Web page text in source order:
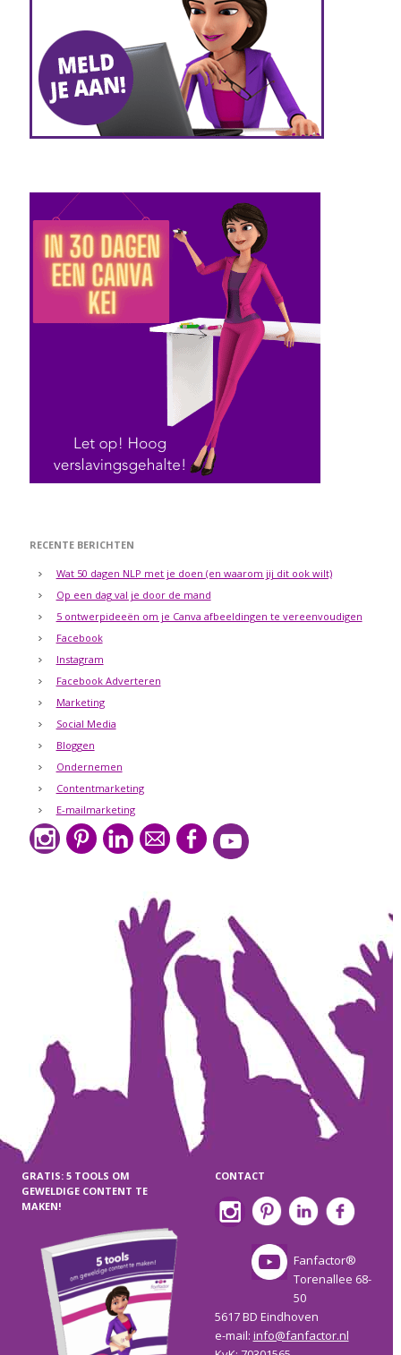
RECENTE BERICHTEN
Wat 50 dagen NLP met je doen (en waarom jij dit ook wilt)
Op een dag val je door de mand
5 ontwerpideeën om je Canva afbeeldingen te vereenvoudigen
Facebook
Instagram
Facebook Adverteren
Marketing
Social Media
Bloggen
Ondernemen
Contentmarketing
E-mailmarketing
GRATIS: 5 TOOLS OM
GEWELDIGE CONTENT TE
MAKEN!
CONTACT
Fanfactor®
Torenallee 68-
50
5617 BD Eindhoven
e-mail: info@fanfactor.nl